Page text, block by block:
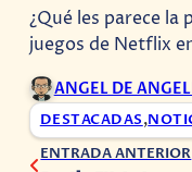
¿Qué les parece
juegos de Netflix
ANGEL DE
DESTACADAS,
ENTRADA ANTERIOR